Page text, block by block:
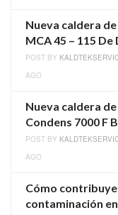
Nueva caldera
MCA 45 – 115
POST BY
AGO
Nueva caldera
Condens 7000 F
POST BY
AGO
Cómo
contaminación